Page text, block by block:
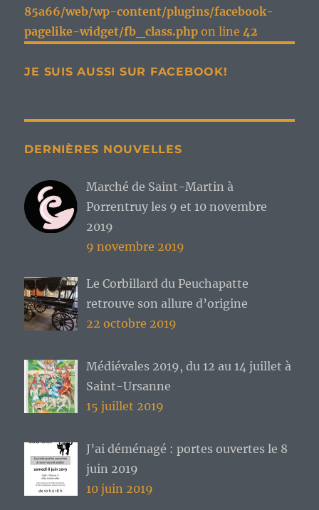
85a66/web/wp-content/plugins/facebook-
pagelike-widget/fb_class.php on line42
JE SUIS AUSSI SUR FACEBOOK!
DERNIÈRES NOUVELLES
Marché de Saint-Martin à
Porrentruy les 9 et 10 novembre
2019
9 novembre 2019
Le Corbillard du Peuchapatte
retrouve son allure d’origine
22 octobre 2019
Médiévales 2019, du 12 au 14 juillet à
Saint-Ursanne
15 juillet 2019
J’ai déménagé : portes ouvertes le 8
juin 2019
10 juin 2019